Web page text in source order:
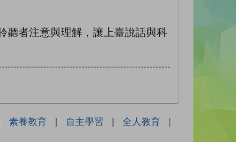
者注意與理解，讓上臺說話與科
素養教育 | 自主學習 | 全人教育
|